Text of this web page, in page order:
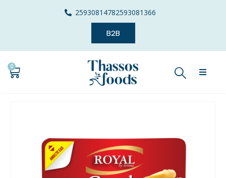
25930814782593081366
B2B
0